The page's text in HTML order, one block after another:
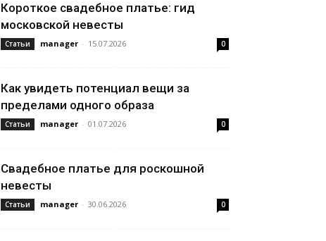
Короткое свадебное платье: гид
московской невесты
Статьи manager - 15.07.2026 0
Как увидеть потенциал вещи за
пределами одного образа
Статьи manager - 01.07.2026 0
Свадебное платье для роскошной
невесты
Статьи manager - 30.06.2026 0